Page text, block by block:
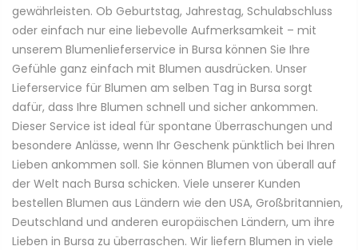
gewährleisten. Ob Geburtstag, Jahrestag, Schulabschluss
oder einfach nur eine liebevolle Aufmerksamkeit – mit
unserem Blumenlieferservice in Bursa können Sie Ihre
Gefühle ganz einfach mit Blumen ausdrücken. Unser
Lieferservice für Blumen am selben Tag in Bursa sorgt
dafür, dass Ihre Blumen schnell und sicher ankommen.
Dieser Service ist ideal für spontane Überraschungen und
besondere Anlässe, wenn Ihr Geschenk pünktlich bei Ihren
Lieben ankommen soll. Sie können Blumen von überall auf
der Welt nach Bursa schicken. Viele unserer Kunden
bestellen Blumen aus Ländern wie den USA, Großbritannien,
Deutschland und anderen europäischen Ländern, um ihre
Lieben in Bursa zu überraschen. Wir liefern Blumen in viele